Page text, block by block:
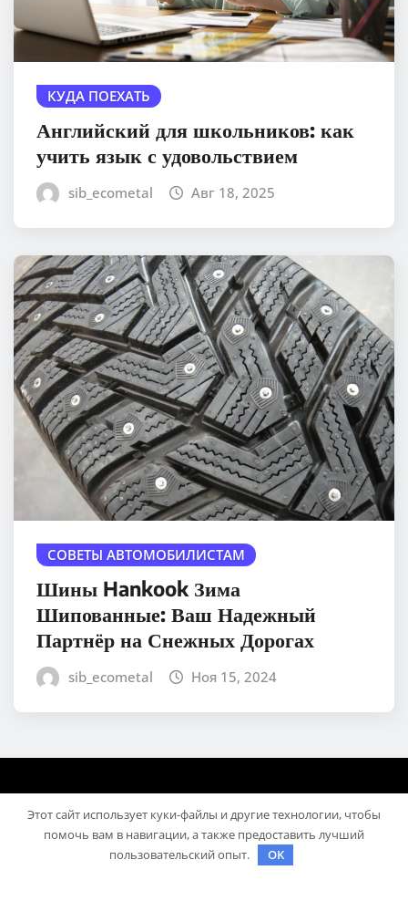
КУДА ПОЕХАТЬ
Английский для школьников: как
учить язык с удовольствием
sib_ecometal Авг 18, 2025
СОВЕТЫ АВТОМОБИЛИСТАМ
Шины Hankook Зима
Шипованные: Ваш Надежный
Партнёр на Снежных Дорогах
sib_ecometal Ноя 15, 2024
Этот сайт использует куки-файлы и другие технологии, чтобы
помочь вам в навигации, а также предоставить лучший
пользовательский опыт.
OK